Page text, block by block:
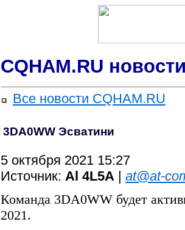
CQHAM.RU
Все новости CQHAM.RU
3DA0WW Эсватини
5 октября 2021 15:27
Источник: Al 4L5A
at@at-
Команда 3DA0WW будет
2021.